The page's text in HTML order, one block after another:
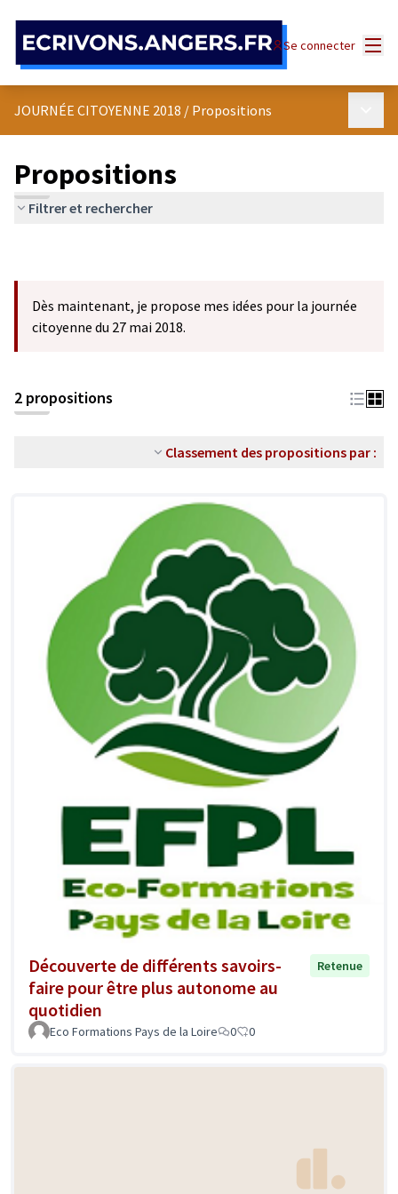
Se connecter
JOURNÉE CITOYENNE 2018 / Propositions
Propositions
Filtrer et rechercher
Dès maintenant, je propose mes idées pour la journée
citoyenne du 27 mai 2018.
2 propositions
Classement des propositions par :
Découverte de différents savoirs-
faire pour être plus autonome au
quotidien
Retenue
Eco Formations Pays de la Loire 0 0